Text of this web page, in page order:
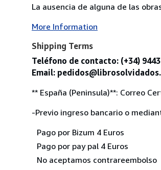
La ausencia de alguna de las
More Information
Shipping Terms
Teléfono de contacto: (+34)
Email:
** España (Peninsula)**: Correo
-Previo ingreso bancario o
Pago por Bizum 4 Euros
Pago por pay pal 4 Euros
No aceptamos contrareembolso